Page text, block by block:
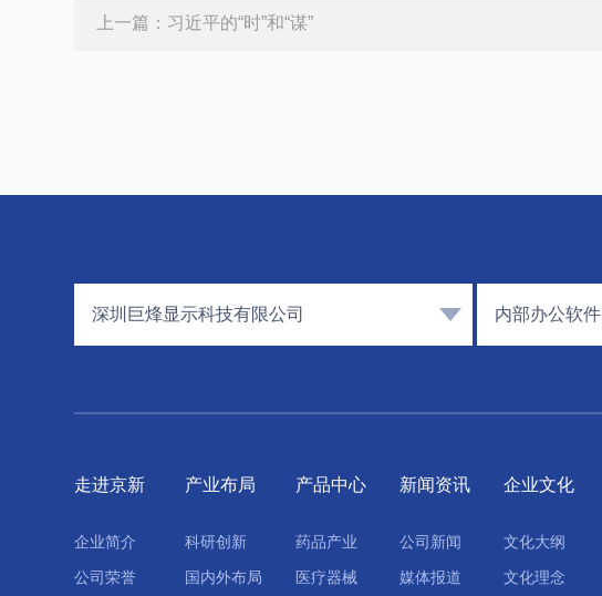
上一篇： 习近平的“时”和“谋”
深圳巨烽显示科技有限公司 内部办公软件
走进京新
企业简介
公司荣誉
产业布局
科研创新
国内外布局
产品中心
药品产业
医疗器械
新闻资讯
公司新闻
媒体报道
企业文化
文化大纲
文化理念